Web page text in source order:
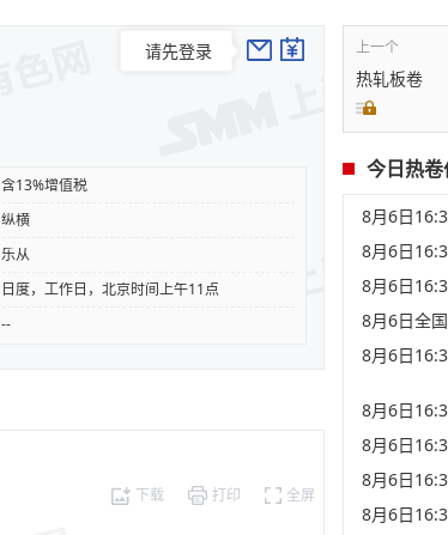
请先登录
含13%增值税
纵横
乐从
日度，工作日，北京时间上午11点
--
下载 打印 全屏
上一个
热轧板卷
今日热
8月6日
8月6日
8月6日
8月6日全
8月6日
8月6日
8月6日
8月6日
8月6日